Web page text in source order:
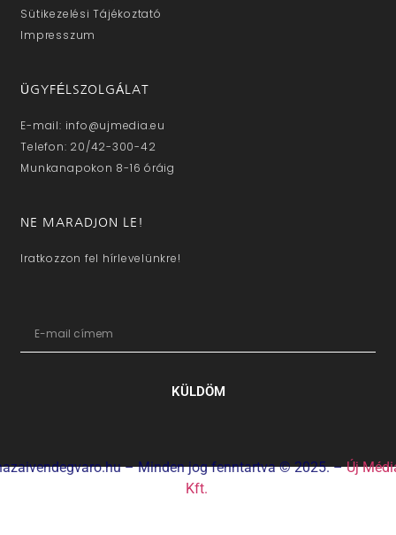
Sütikezelési Tájékoztató
Impresszum
ÜGYFÉLSZOLGÁLAT
E-mail: info@ujmedia.eu
Telefon: 20/42-300-42
Munkanapokon 8-16 óráig
NE MARADJON LE!
Iratkozzon fel hírlevelünkre!
KÜLDÖM
– Minden jog fenntartva © 2025. –Új
Kft.